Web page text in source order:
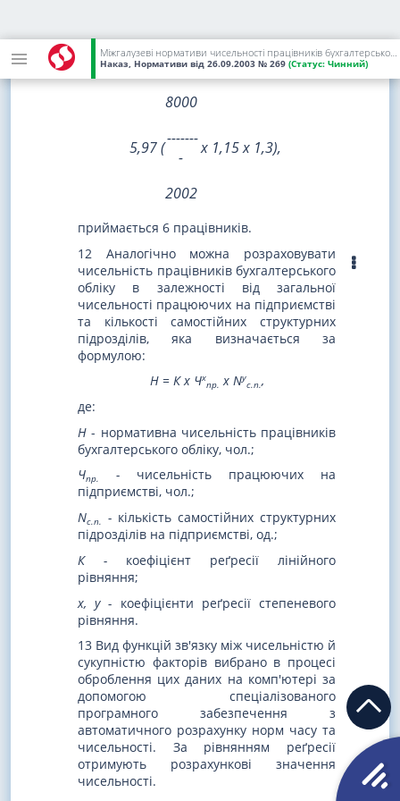
Міжгалузеві нормативи чисельності працівників бухгалтерського обліку
Наказ, Нормативи від 26.09.2003 № 269 (Статус: Чинний)
виконується на ПЕОМ (1,3) чисельність
працівників відділу бухгалтерського
обліку становить
8000
5,97 (-------
-
х 1,15 х 1,3),
2002
приймається 6 працівників.
12 Аналогічно можна розраховувати
чисельність працівників бухгалтерського
обліку в залежності від загальної
чисельності працюючих на підприємстві
та кількості самостійних структурних
підрозділів, яка визначається за
формулою:
Н = К х Чх
пр. х Ny
с.п.,
де:
Н - нормативна чисельність працівників
бухгалтерського обліку, чол.;
Чпр. - чисельність працюючих на
підприємстві, чол.;
Nс.п. - кількість самостійних структурних
підрозділів на підприємстві, од.;
К - коефіцієнт реґресії лінійного
рівняння;
х, у - коефіцієнти реґресії степеневого
рівняння.
13 Вид функцій зв'язку між чисельністю й
сукупністю факторів вибрано в процесі
оброблення цих даних на комп'ютері за
допомогою спеціалізованого
програмного забезпечення з
автоматичного розрахунку норм часу та
чисельності. За рівнянням реґресії
отримують розрахункові значення
чисельності.